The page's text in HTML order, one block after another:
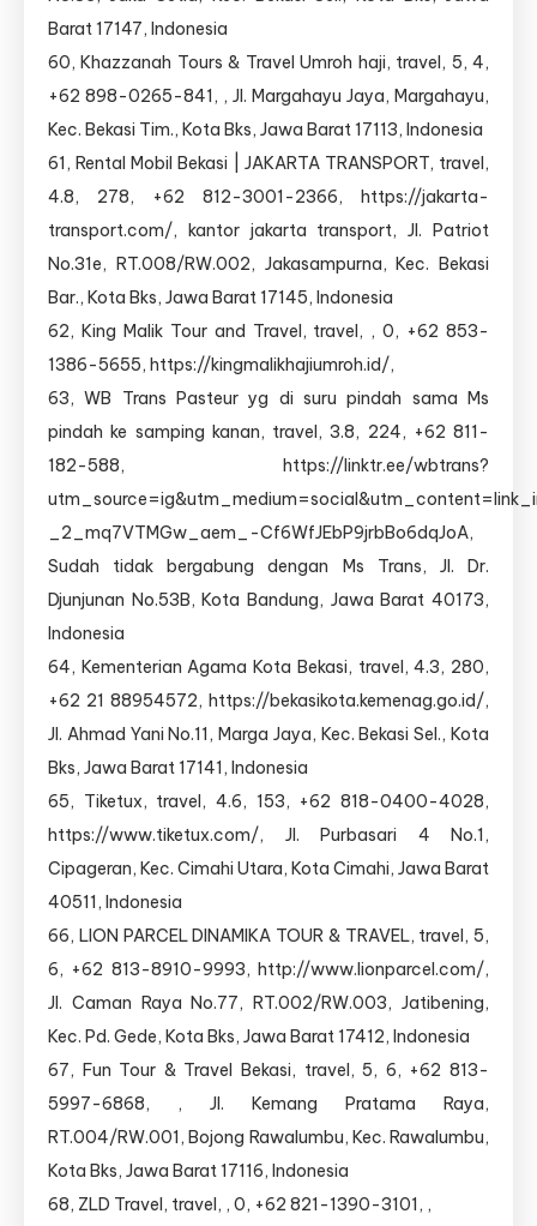
Barat 17147, Indonesia
60, Khazzanah Tours & Travel Umroh haji, travel, 5, 4,
+62 898-0265-841, , Jl. Margahayu Jaya, Margahayu,
Kec. Bekasi Tim., Kota Bks, Jawa Barat 17113, Indonesia
61, Rental Mobil Bekasi | JAKARTA TRANSPORT, travel,
4.8, 278, +62 812-3001-2366, https://jakarta-
transport.com/, kantor jakarta transport, Jl. Patriot
No.31e, RT.008/RW.002, Jakasampurna, Kec. Bekasi
Bar., Kota Bks, Jawa Barat 17145, Indonesia
62, King Malik Tour and Travel, travel, , 0, +62 853-
1386-5655, https://kingmalikhajiumroh.id/,
63, WB Trans Pasteur yg di suru pindah sama Ms
pindah ke samping kanan, travel, 3.8, 224, +62 811-
182-588, https://linktr.ee/wbtrans?
_2_mq7VTMGw_aem_-Cf6WfJEbP9jrbBo6dqJoA,
Sudah tidak bergabung dengan Ms Trans, Jl. Dr.
Djunjunan No.53B, Kota Bandung, Jawa Barat 40173,
Indonesia
64, Kementerian Agama Kota Bekasi, travel, 4.3, 280,
+62 21 88954572, https://bekasikota.kemenag.go.id/,
Jl. Ahmad Yani No.11, Marga Jaya, Kec. Bekasi Sel., Kota
Bks, Jawa Barat 17141, Indonesia
65, Tiketux, travel, 4.6, 153, +62 818-0400-4028,
https://www.tiketux.com/, Jl. Purbasari 4 No.1,
Cipageran, Kec. Cimahi Utara, Kota Cimahi, Jawa Barat
40511, Indonesia
66, LION PARCEL DINAMIKA TOUR & TRAVEL, travel, 5,
6, +62 813-8910-9993, http://www.lionparcel.com/,
Jl. Caman Raya No.77, RT.002/RW.003, Jatibening,
Kec. Pd. Gede, Kota Bks, Jawa Barat 17412, Indonesia
67, Fun Tour & Travel Bekasi, travel, 5, 6, +62 813-
5997-6868, , Jl. Kemang Pratama Raya,
RT.004/RW.001, Bojong Rawalumbu, Kec. Rawalumbu,
Kota Bks, Jawa Barat 17116, Indonesia
68, ZLD Travel, travel, , 0, +62 821-1390-3101, ,